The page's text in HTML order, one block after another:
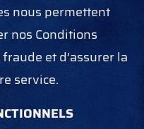
nous permettent
nos Conditions
et d’assurer la
service.